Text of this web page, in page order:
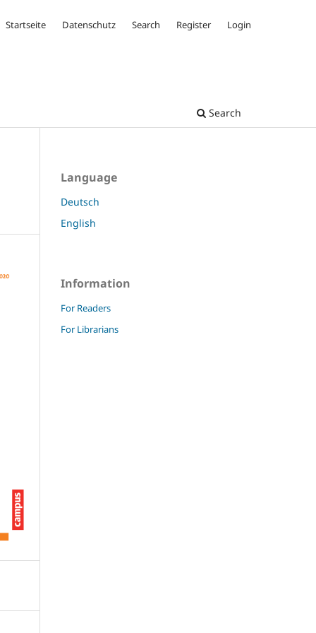
Search
Startseite Datenschutz Search Register Login
Language
Deutsch
English
Information
For Readers
For Librarians